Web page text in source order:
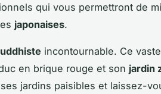
qui vous permettront de
japonaises.
incontournable. Ce vaste
en brique rouge et son jardin
jardins paisibles et laissez-